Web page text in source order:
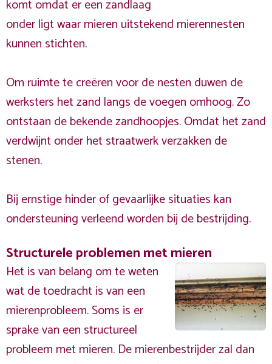
komt omdat er een zandlaag
onder ligt waar mieren uitstekend mierennesten
kunnen stichten.
Om ruimte te creëren voor de nesten duwen de
werksters het zand langs de voegen omhoog. Zo
ontstaan de bekende zandhoopjes. Omdat het zand
verdwijnt onder het straatwerk verzakken de
stenen.
Bij ernstige hinder of gevaarlijke situaties kan
ondersteuning verleend worden bij de bestrijding.
Structurele problemen met mieren
Het is van belang om te weten
wat de toedracht is van een
mierenprobleem. Soms is er
sprake van een structureel
probleem met mieren. De mierenbestrijder zal dan